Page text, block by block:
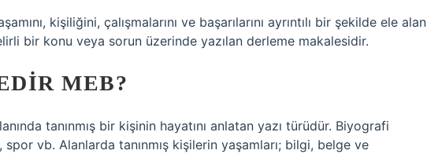
kişiliğini, çalışmalarını ve başarılarını ayrıntılı bir şekilde ele alan
bir konu veya sorun üzerinde yazılan derleme makalesidir.
MEB?
tanınmış bir kişinin hayatını anlatan yazı türüdür. Biyografi
vb. Alanlarda tanınmış kişilerin yaşamları; bilgi, belge ve